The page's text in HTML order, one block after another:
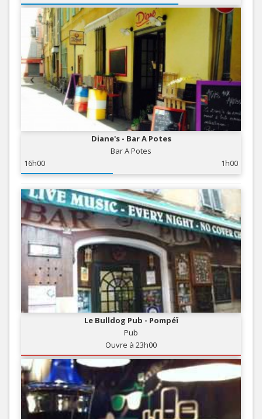
Diane's - Bar A Potes
Bar A Potes
16h00
1h00
Le Bulldog Pub - Pompéï
Pub
Ouvre à 23h00